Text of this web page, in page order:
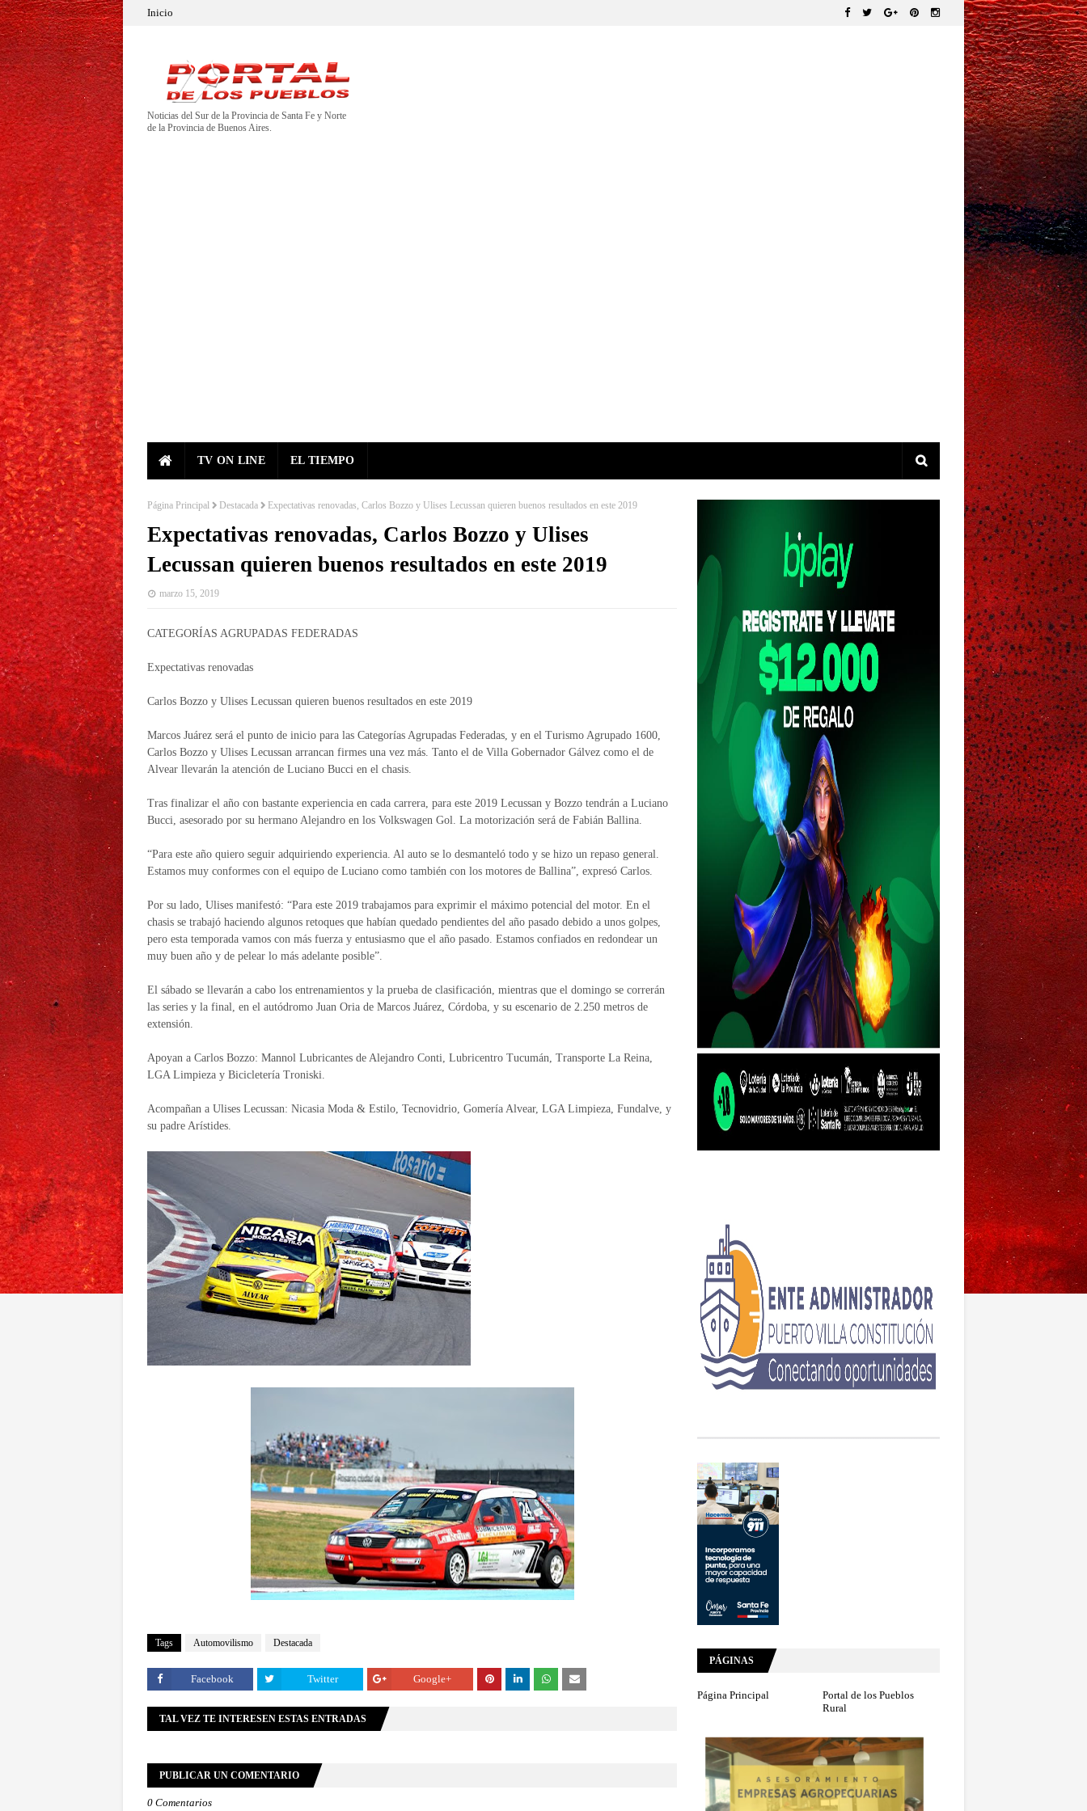
Inicio
Noticias del Sur de la Provincia de Santa Fe y Norte
de la Provincia de Buenos Aires.
TV ON LINE EL TIEMPO
Página Principal Destacada Expectativas renovadas, Carlos Bozzo y Ulises Lecussan quieren buenos resultados en este 2019
Expectativas renovadas, Carlos Bozzo y Ulises
Lecussan quieren buenos resultados en este 2019
marzo 15, 2019
CATEGORÍAS AGRUPADAS FEDERADAS
Expectativas renovadas
Carlos Bozzo y Ulises Lecussan quieren buenos resultados en este 2019
Marcos Juárez será el punto de inicio para las Categorías Agrupadas Federadas, y en el Turismo Agrupado 1600,
Carlos Bozzo y Ulises Lecussan arrancan firmes una vez más. Tanto el de Villa Gobernador Gálvez como el de
Alvear llevarán la atención de Luciano Bucci en el chasis.
Tras finalizar el año con bastante experiencia en cada carrera, para este 2019 Lecussan y Bozzo tendrán a Luciano
Bucci, asesorado por su hermano Alejandro en los Volkswagen Gol. La motorización será de Fabián Ballina.
“Para este año quiero seguir adquiriendo experiencia. Al auto se lo desmanteló todo y se hizo un repaso general.
Estamos muy conformes con el equipo de Luciano como también con los motores de Ballina”, expresó Carlos.
Por su lado, Ulises manifestó: “Para este 2019 trabajamos para exprimir el máximo potencial del motor. En el
chasis se trabajó haciendo algunos retoques que habían quedado pendientes del año pasado debido a unos golpes,
pero esta temporada vamos con más fuerza y entusiasmo que el año pasado. Estamos confiados en redondear un
muy buen año y de pelear lo más adelante posible”.
El sábado se llevarán a cabo los entrenamientos y la prueba de clasificación, mientras que el domingo se correrán
las series y la final, en el autódromo Juan Oria de Marcos Juárez, Córdoba, y su escenario de 2.250 metros de
extensión.
Apoyan a Carlos Bozzo: Mannol Lubricantes de Alejandro Conti, Lubricentro Tucumán, Transporte La Reina,
LGA Limpieza y Bicicletería Troniski.
Acompañan a Ulises Lecussan: Nicasia Moda & Estilo, Tecnovidrio, Gomería Alvear, LGA Limpieza, Fundalve, y
su padre Arístides.
Tags Automovilismo Destacada
Facebook Twitter Google+
TAL VEZ TE INTERESEN ESTAS ENTRADAS
PUBLICAR UN COMENTARIO
0 Comentarios
PÁGINAS
Página Principal
Portal de los Pueblos
Rural